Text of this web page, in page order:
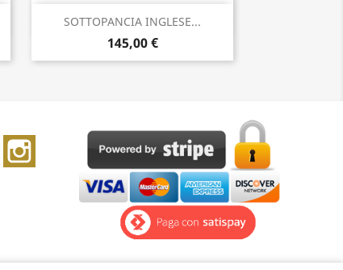
SOTTOPANCIA INGLESE...
145,00 €
Anteprima
Facebook